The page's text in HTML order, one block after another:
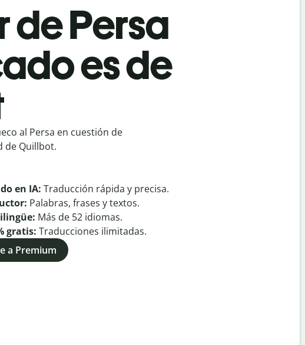
de Persa
es de
al Persa en cuestión de
de Quillbot.
en IA: Traducción rápida y precisa.
Palabras, frases y textos.
Más de 52 idiomas.
gratis: Traducciones ilimitadas.
a Premium